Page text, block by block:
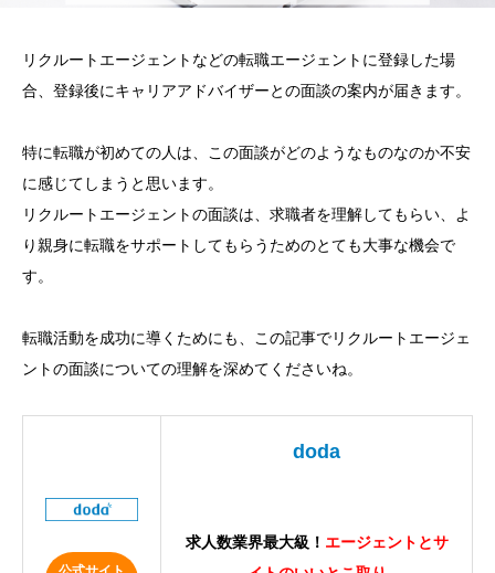
リクルートエージェントなどの転職エージェントに登録した場
合、登録後にキャリアアドバイザーとの面談の案内が届きます。
特に転職が初めての人は、この面談がどのようなものなのか不安
に感じてしまうと思います。
リクルートエージェントの面談は、求職者を理解してもらい、よ
り親身に転職をサポートしてもらうためのとても大事な機会で
す。
転職活動を成功に導くためにも、この記事でリクルートエージェ
ントの面談についての理解を深めてくださいね。
doda
求人数業界最大級！ エージェントとサ